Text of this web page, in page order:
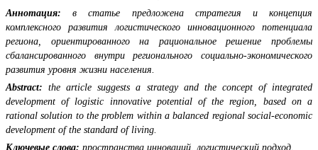
Аннотация: в статье предложена стратегия и концепция
комплексного развития логистического инновационного потенциала
региона, ориентированного на рациональное решение проблемы
сбалансированного внутри регионального социально-экономического
развития уровня жизни населения.
Abstract: the article suggests a strategy and the concept of integrated
development of logistic innovative potential of the region, based on a
rational solution to the problem within a balanced regional social-economic
development of the standard of living.
Ключевые слова: пространства инноваций, логистический подход.